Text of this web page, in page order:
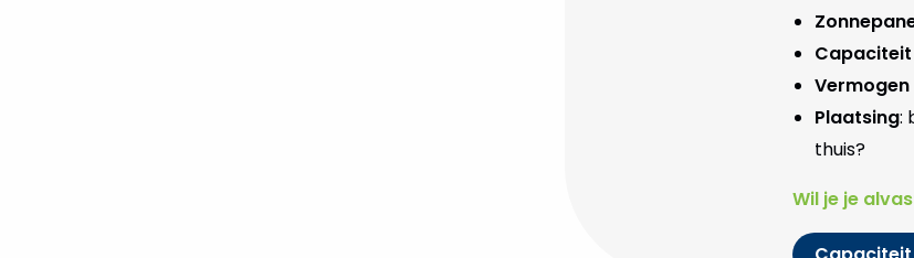
Plaatsing:
thuis?
Wil je je